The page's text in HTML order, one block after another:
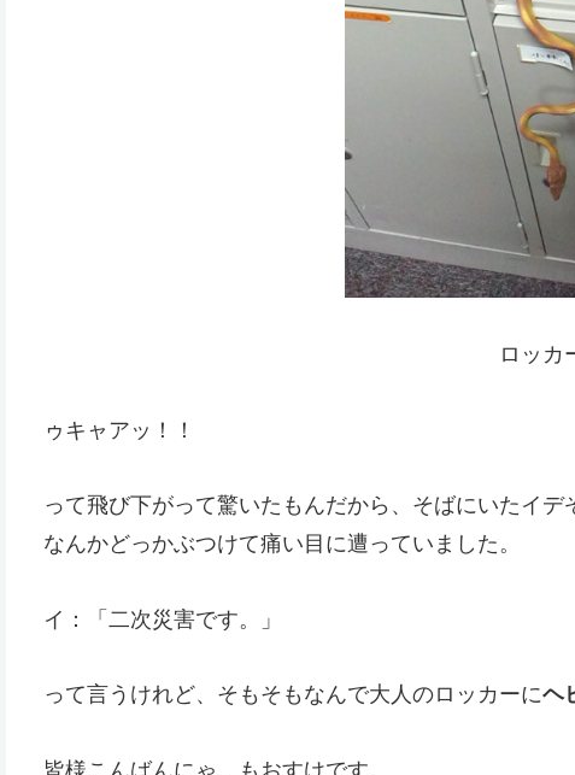
ロッカ
ゥキャアッ！！
って飛び下がって驚いたもんだから、そばにいたイデ
なんかどっかぶつけて痛い目に遭っていました。
イ：「二次災害です。」
って言うけれど、そもそもなんで大人のロッカーにヘ
皆様こんばんにゃ、もおすけです。